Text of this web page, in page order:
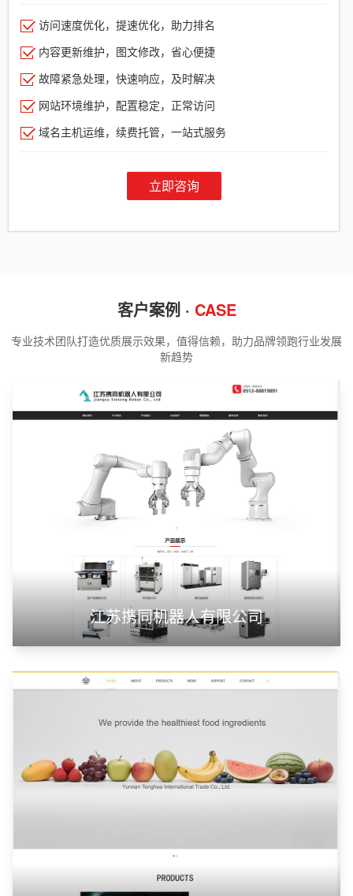
访问速度优化，提速优化，助力排名
内容更新维护，图文修改，省心便捷
故障紧急处理，快速响应，及时解决
网站环境维护，配置稳定，正常访问
域名主机运维，续费托管，一站式服务
立即咨询
客户案例 · CASE
专业技术团队打造优质展示效果，值得信赖，助力品牌领跑行业发展
新趋势
江苏携同机器人有限公司